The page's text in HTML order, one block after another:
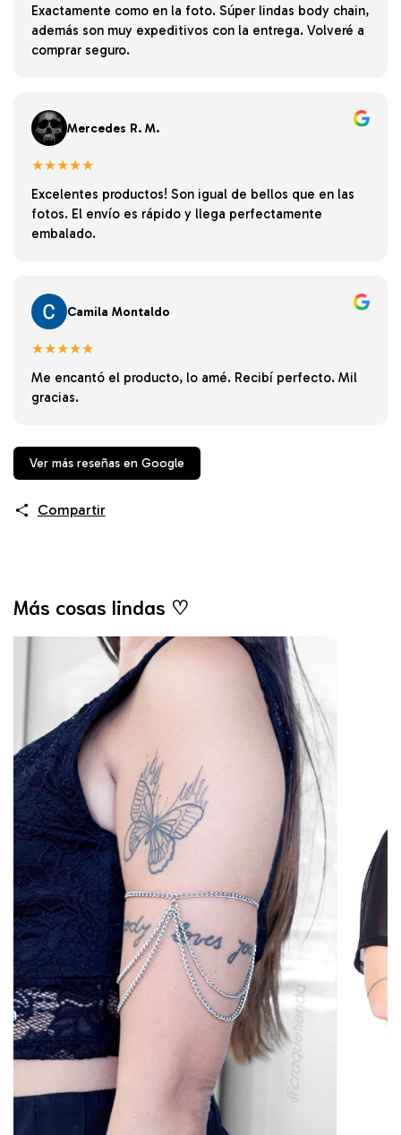
Exactamente como en la foto. Súper lindas body chain,
además son muy expeditivos con la entrega. Volveré a
comprar seguro.
Mercedes R. M.
★★★★★
Excelentes productos! Son igual de bellos que en las
fotos. El envío es rápido y llega perfectamente
embalado.
Camila Montaldo
★★★★★
Me encantó el producto, lo amé. Recibí perfecto. Mil
gracias.
Ver más reseñas en Google
Compartir
Más cosas lindas ♡